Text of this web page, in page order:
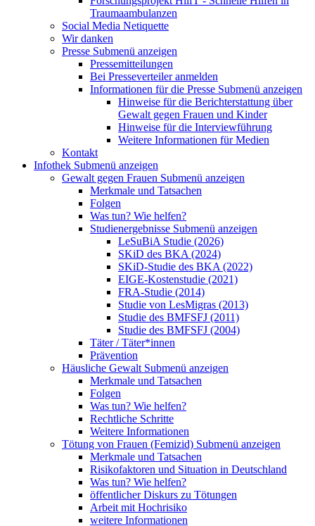
Traumaambulanzen
Social Media Netiquette
Wir danken
Presse Submenü anzeigen
Pressemitteilungen
Bei Presseverteiler anmelden
Informationen für die Presse Submenü anzeigen
Hinweise für die Berichterstattung über
Gewalt gegen Frauen und Kinder
Hinweise für die Interviewführung
Weitere Informationen für Medien
Kontakt
Infothek Submenü anzeigen
Gewalt gegen Frauen Submenü anzeigen
Merkmale und Tatsachen
Folgen
Was tun? Wie helfen?
Studienergebnisse Submenü anzeigen
LeSuBiA Studie (2026)
SKiD des BKA (2024)
SKiD-Studie des BKA (2022)
EIGE-Kostenstudie (2021)
FRA-Studie (2014)
Studie von LesMigras (2013)
Studie des BMFSFJ (2011)
Studie des BMFSFJ (2004)
Täter / Täter*innen
Prävention
Häusliche Gewalt Submenü anzeigen
Merkmale und Tatsachen
Folgen
Was tun? Wie helfen?
Rechtliche Schritte
Weitere Informationen
Tötung von Frauen (Femizid) Submenü anzeigen
Merkmale und Tatsachen
Risikofaktoren und Situation in Deutschland
Was tun? Wie helfen?
öffentlicher Diskurs zu Tötungen
Arbeit mit Hochrisiko
weitere Informationen